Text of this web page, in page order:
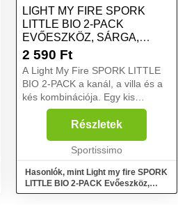
LIGHT MY FIRE SPORK
LITTLE BIO 2-PACK
EVŐESZKÖZ, SÁRGA,
MÉRET
2 590 Ft
A Light My Fire SPORK LITTLE
BIO 2-PACK a kanál, a villa és a
kés kombinációja. Egy kis
civilizációt visz a vadonba, és egy
kis vadont a civilizációba. Kis
súlyának és méretének
köszönhetően bármilyen...
Részletek
Sportissimo
Hasonlók, mint Light my fire SPORK
LITTLE BIO 2-PACK Evőeszköz,
sárga, méret